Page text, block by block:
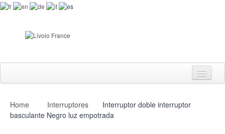
Interruptores
Home Interruptores
Interruptor doble interruptor
basculante Negro luz empotrada